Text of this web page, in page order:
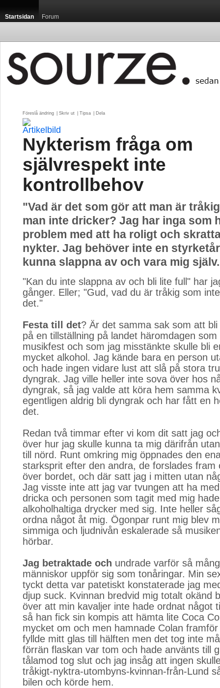
Startsidan Forum
Föreslå ändring Skriv ut Tipsa Dela
Nykterism fråga om
självrespekt inte
kontrollbehov
"Vad är det som gör att man är
man inte dricker? Jag har inga som
problem med att ha roligt och
nykter. Jag behöver inte en
kunna slappna av och vara mig
"Kan du inte slappna av och bli lite full" har
gånger. Eller; "Gud, vad du är tråkig som
det."
Festa till det? Är det samma sak som att
på en tillställning på landet häromdagen
musikfest och som jag misstänkte skulle bli
mycket alkohol. Jag kände bara en person
och hade ingen vidare lust att slå på stora
dyngrak. Jag ville heller inte sova över hos
dyngrak, så jag valde att köra hem samma
egentligen aldrig bli dyngrak och har fått en
det.
Redan två timmar efter vi kom dit satt jag
över hur jag skulle kunna ta mig därifrån
till nörd. Runt omkring mig öppnades den
starksprit efter den andra, de forslades fram
över bordet, och där satt jag i mitten utan
Jag visste inte att jag var tvungen att ha
dricka och personen som tagit med mig
alkoholhaltiga drycker med sig. Inte heller
ordna något åt mig. Ögonpar runt mig blev
simmiga och ljudnivån eskalerade så
hörbar.
Jag betraktade och undrade varför så
människor uppför sig som tonåringar. Min
tyckt detta var patetiskt konstaterade jag
djup suck. Kvinnan bredvid mig totalt okänd
över att min kavaljer inte hade ordnat något
så han fick sin kompis att hämta lite Coca
mycket om och men hamnade Colan
fyllde mitt glas till hälften men det tog inte
förrän flaskan var tom och hade använts till
tålamod tog slut och jag insåg att ingen
tråkigt-nyktra-utombyns-kvinnan-från-Lund
bilen och körde hem.